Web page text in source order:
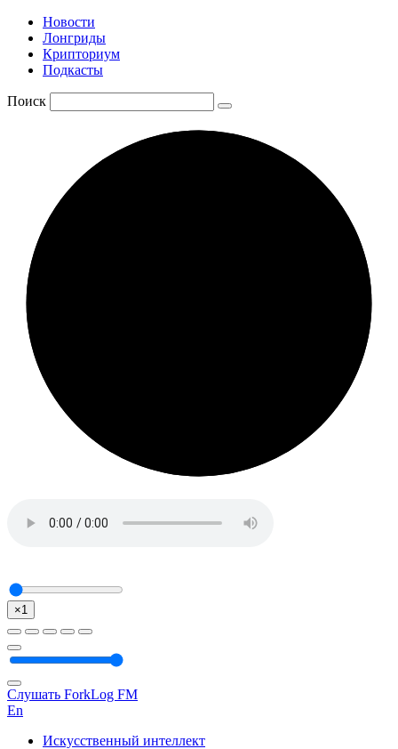
Новости
Лонгриды
Крипториум
Подкасты
Поиск
×1
Слушать ForkLog FM
En
Искусственный интеллект